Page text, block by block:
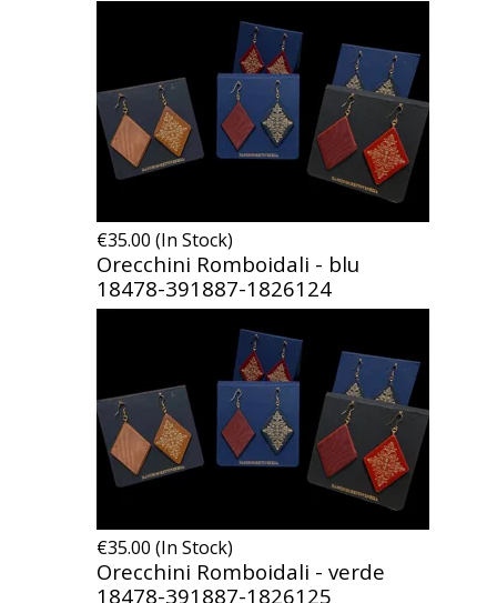
€35.00 (In Stock)
Orecchini Romboidali - blu
18478-391887-1826124
€35.00 (In Stock)
Orecchini Romboidali - verde
18478-391887-1826125